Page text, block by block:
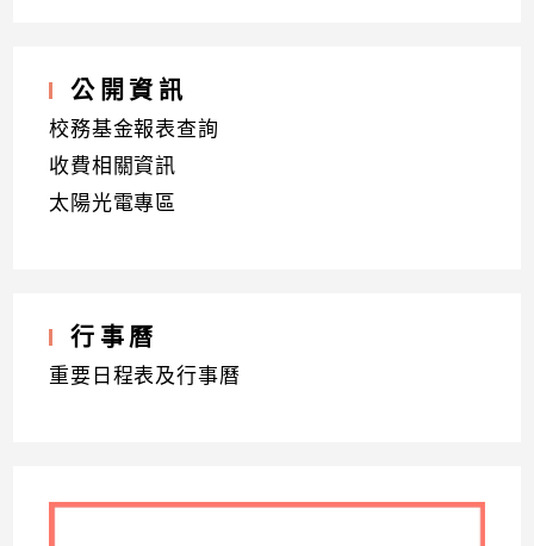
公開資訊
校務基金報表查詢
收費相關資訊
太陽光電專區
行事曆
重要日程表及行事曆